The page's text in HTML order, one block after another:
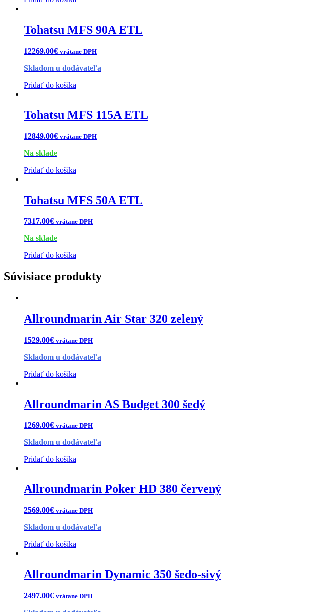
Tohatsu MFS 90A ETL
12269.00€ vrátane DPH
Skladom u dodávateľa
Pridať do košíka
Tohatsu MFS 115A ETL
12849.00€ vrátane DPH
Na sklade
Pridať do košíka
Tohatsu MFS 50A ETL
7317.00€ vrátane DPH
Na sklade
Pridať do košíka
Súvisiace produkty
Allroundmarin Air Star 320 zelený
1529.00€ vrátane DPH
Skladom u dodávateľa
Pridať do košíka
Allroundmarin AS Budget 300 šedý
1269.00€ vrátane DPH
Skladom u dodávateľa
Pridať do košíka
Allroundmarin Poker HD 380 červený
2569.00€ vrátane DPH
Skladom u dodávateľa
Pridať do košíka
Allroundmarin Dynamic 350 šedo-sivý
2497.00€ vrátane DPH